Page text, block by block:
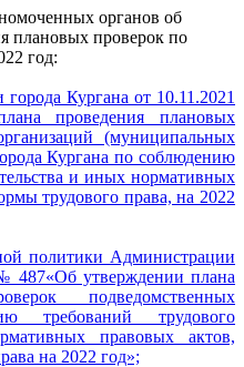
органов об
плановых проверок по
год:
Кургана от 10.11.2021
проведения плановых
(муниципальных
Кургана по соблюдению
и иных нормативных
трудового права, на 2022
политики Администрации
487«Об утверждении плана
подведомственных
требований трудового
правовых актов,
на 2022 год»;